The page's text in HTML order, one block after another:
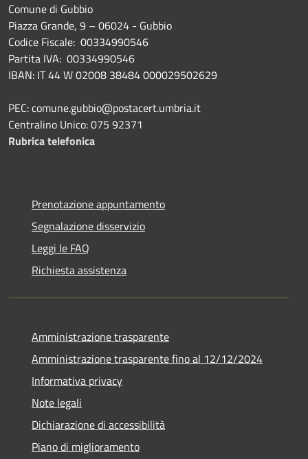
Comune di Gubbio
Piazza Grande, 9 – 06024 - Gubbio
Codice Fiscale: 00334990546
Partita IVA: 00334990546
IBAN: IT 44 W 02008 38484 000029502629
PEC: comune.gubbio@postacert.umbria.it
Centralino Unico: 075 92371
Rubrica telefonica
Prenotazione appuntamento
Segnalazione disservizio
Leggi le FAQ
Richiesta assistenza
Amministrazione trasparente
Amministrazione trasparente fino al 12/12/2024
Informativa privacy
Note legali
Dichiarazione di accessibilità
Piano di miglioramento